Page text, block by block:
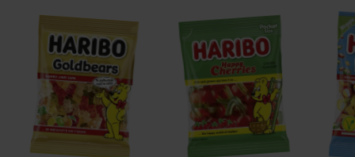
Goldbears
Happy
Cherries